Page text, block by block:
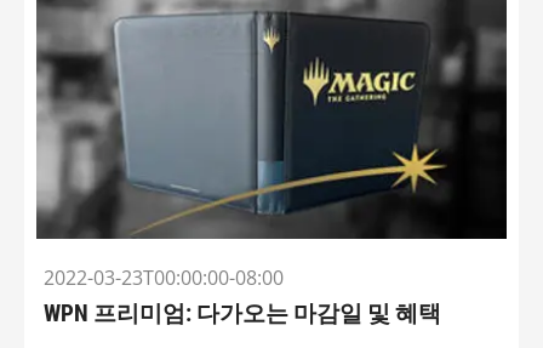
2022-03-23T00:00:00-08:00
WPN 프리미엄: 다가오는 마감일 및 혜택